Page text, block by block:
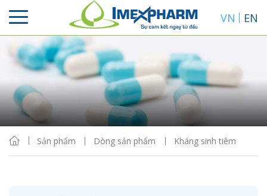
VN EN
Sản phẩm Dòng sản phẩm Kháng sinh tiêm
Sắp xếp
Hiển thị